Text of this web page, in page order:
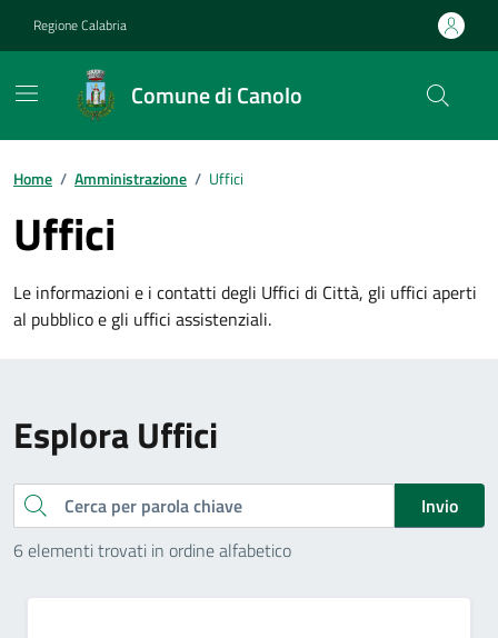
Regione Calabria
Comune di Canolo
Home / Amministrazione / Uffici
Uffici
Le informazioni e i contatti degli Uffici di Città, gli uffici aperti
al pubblico e gli uffici assistenziali.
Esplora Uffici
Cerca
Invio
6 elementi trovati in ordine alfabetico